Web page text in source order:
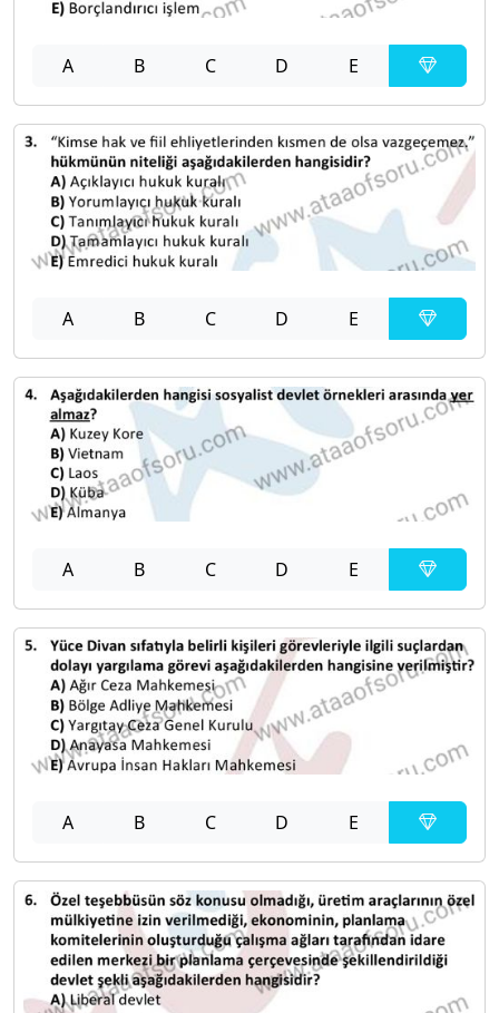
A B C D E
A B C D E
A B C D E
A B C D E